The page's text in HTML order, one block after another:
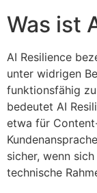
Was ist
AI Resilience
unter widrigen
funktionsfähig
bedeutet AI
etwa für
sicher, wenn
technische